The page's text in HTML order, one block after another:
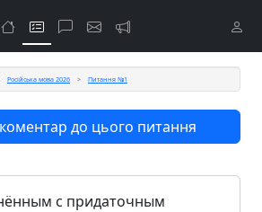
Російська мова 2026 Питання №1
до цього питання
с придаточным